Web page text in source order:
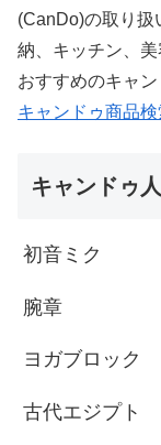
(CanDo)の取り扱
納、キッチン、
おすすめのキャ
キャンドゥ商品
キャンドゥ
初音ミク
腕章
ヨガブロック
古代エジプト